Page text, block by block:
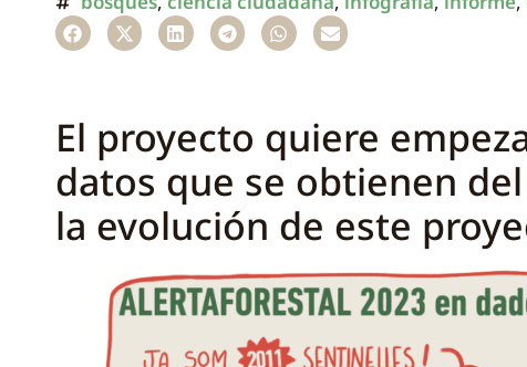
El proyecto quiere
datos que se obtienen
la evolución de este